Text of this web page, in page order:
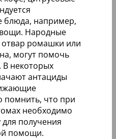
блюда, например,
Народные
отвар ромашки или
могут помочь
В некоторых
антациды
помнить, что при
необходимо
для получения
помощи.